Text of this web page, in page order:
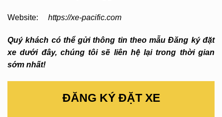
Website: https://xe-pacific.com
Quý khách có thể gửi thông tin theo mẫu Đăng ký đặt
xe dưới đây, chúng tôi sẽ liên hệ lại trong thời gian
sớm nhất!
ĐĂNG KÝ ĐẶT XE